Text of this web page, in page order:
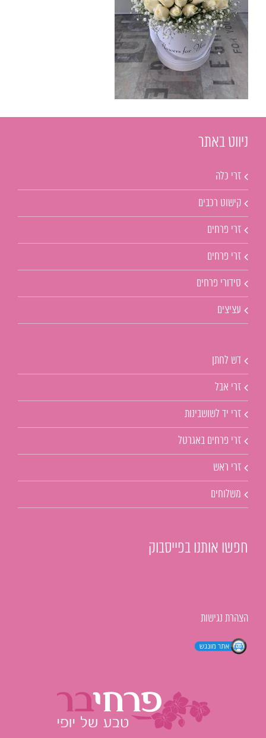
ניווט באתר
זרי כלה
קישוט רכבים
זרי פרחים
זרי פרחים
סידורי פרחים
עציצים
דש לחתן
זרי אבל
זרי יד לשושבינות
זרי פרחים באגרטל
זרי ראש
משלוחים
חפשו אותנו בפייסבוק
הצהרת נגישות